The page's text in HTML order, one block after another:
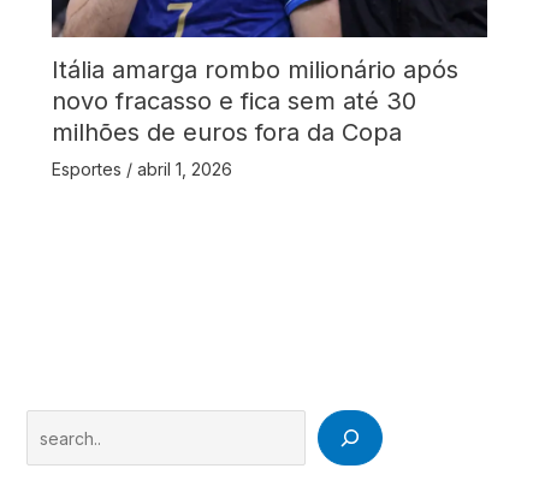
Itália amarga rombo milionário após
novo fracasso e fica sem até 30
milhões de euros fora da Copa
Esportes / abril 1, 2026